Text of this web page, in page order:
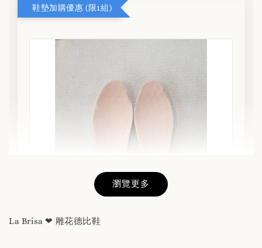
鞋墊加購優惠 (限1組)
瀏覽更多
La Brisa ❤ 雕花德比鞋